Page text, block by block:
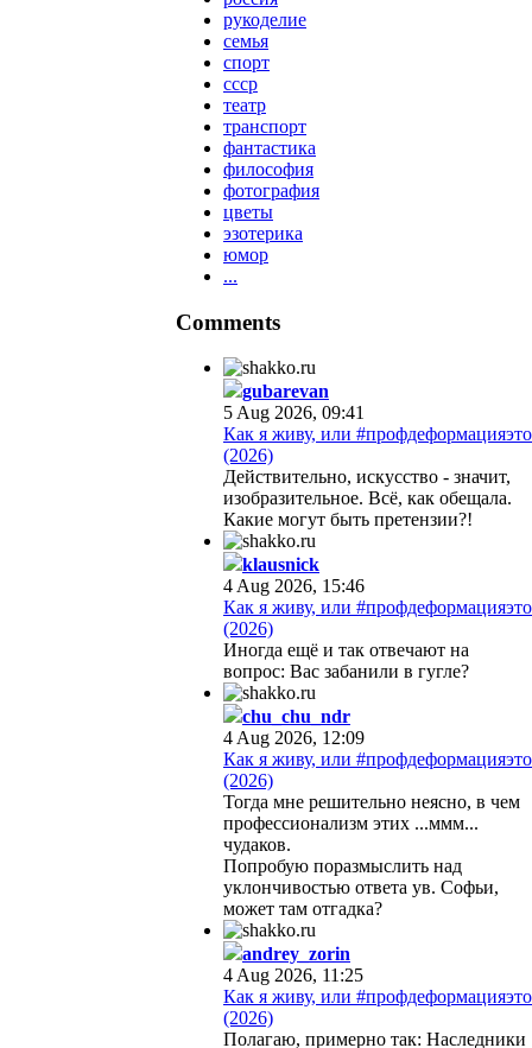
рукоделие
семья
спорт
ссср
театр
транспорт
фантастика
философия
фотография
цветы
эзотерика
юмор
...
Comments
gubarevan
5 Aug 2026, 09:41
Как я живу, или #профдеформацияэто
(2026)
Действительно, искусство - значит,
изобразительное. Всё, как обещала.
Какие могут быть претензии?!
klausnick
4 Aug 2026, 15:46
Как я живу, или #профдеформацияэто
(2026)
Иногда ещё и так отвечают на
вопрос: Вас забанили в гугле?
chu_chu_ndr
4 Aug 2026, 12:09
Как я живу, или #профдеформацияэто
(2026)
Тогда мне решительно неясно, в чем
профессионализм этих ...ммм...
чудаков.
Попробую поразмыслить над
уклончивостью ответа ув. Софьи,
может там отгадка?
andrey_zorin
4 Aug 2026, 11:25
Как я живу, или #профдеформацияэто
(2026)
Полагаю, примерно так: Наследники